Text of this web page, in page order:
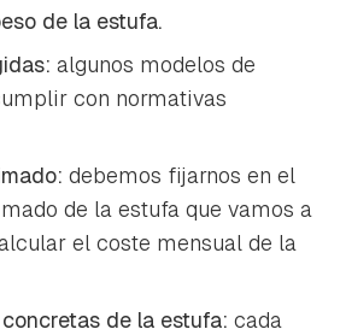
de la estufa.
algunos modelos de
con normativas
debemos fijarnos en el
de la estufa que vamos a
el coste mensual de la
de la estufa: cada